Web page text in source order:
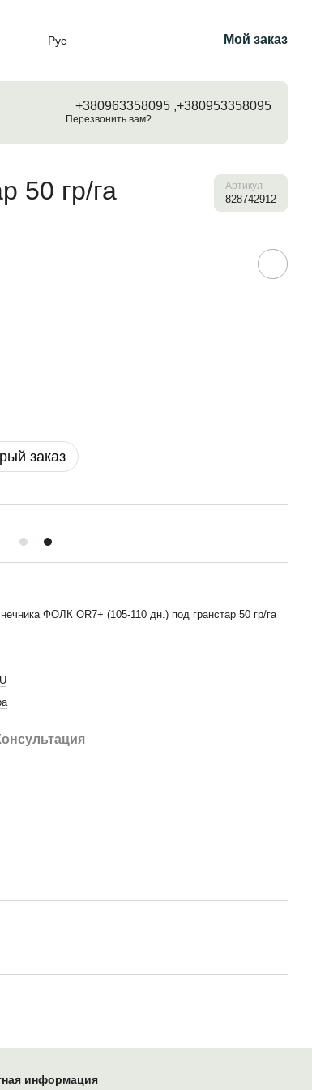
Рус Мой заказ
+380963358095 ,+380953358095
Перезвонить вам?
50 гр/га Артикул
828742912
заказ
ФОЛК OR7+ (105-110 дн.) под гранстар 50 гр/га
информация